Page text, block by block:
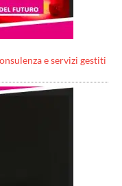
e servizi gestiti